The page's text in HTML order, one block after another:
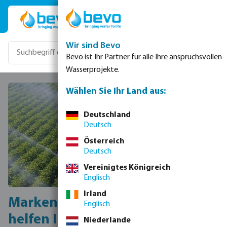
Zum Hauptinhalt springen
Marken von Bevo und Partnern
helfen Ihnen dabei,
Wir sind Bevo
Bevo ist Ihr Partner für alle Ihre anspruchsvollen
Wasserprojekte.
Wählen Sie Ihr Land aus:
Deutschland
Deutsch
Österreich
Deutsch
Vereinigtes Königreich
Englisch
Irland
Englisch
Niederlande